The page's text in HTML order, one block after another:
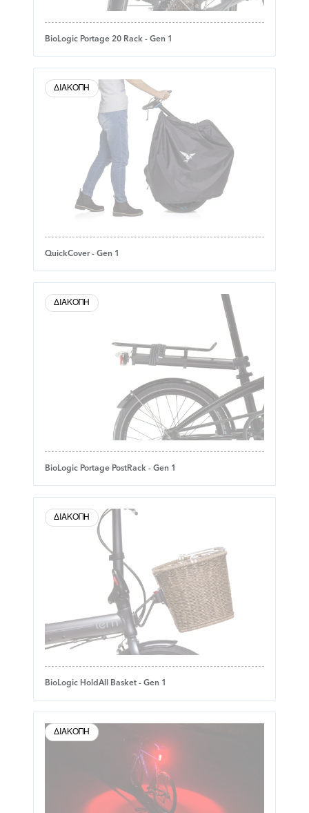
BioLogic Portage 20 Rack - Gen 1
ΔΙΑΚΟΠΉ
QuickCover - Gen 1
ΔΙΑΚΟΠΉ
BioLogic Portage PostRack - Gen 1
ΔΙΑΚΟΠΉ
BioLogic HoldAll Basket - Gen 1
ΔΙΑΚΟΠΉ